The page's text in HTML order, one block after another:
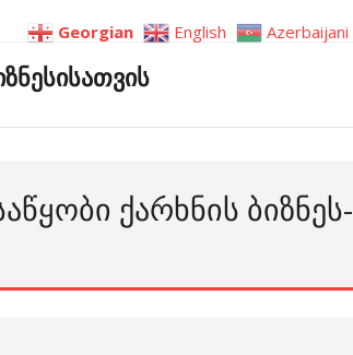
ᲥᲐᲠᲮᲜᲘᲡ ᲑᲘᲖᲜᲔᲡ-
Georgian English Azerbaijani